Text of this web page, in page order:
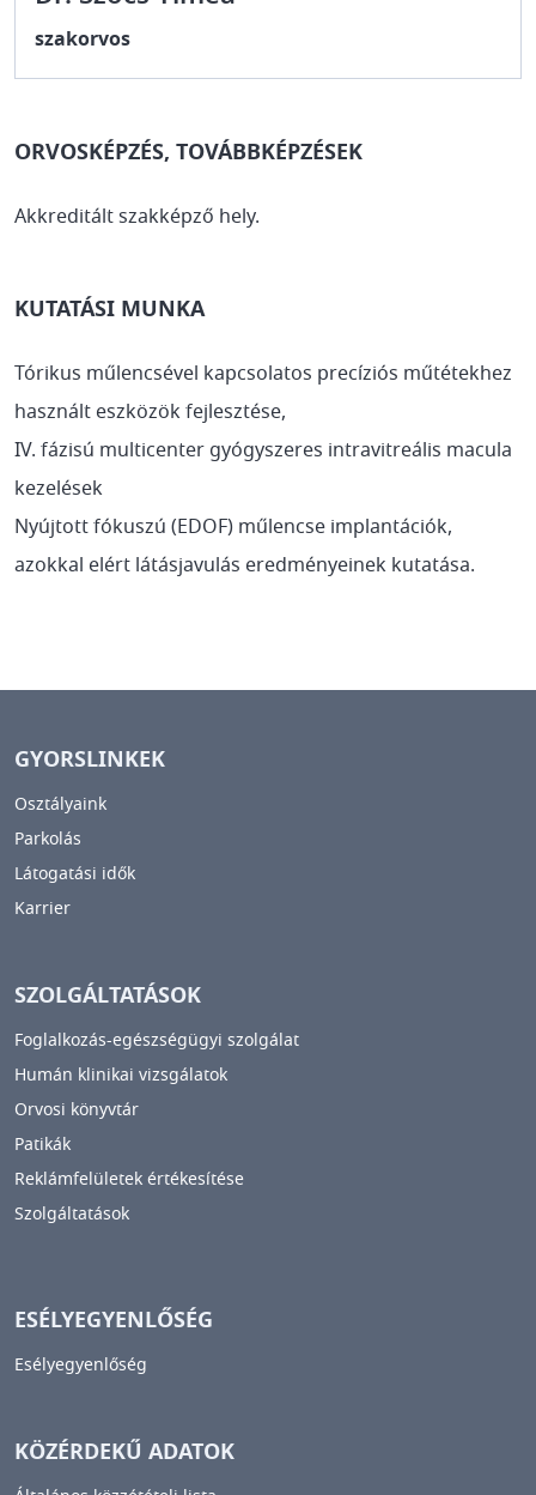
szakorvos
ORVOSKÉPZÉS, TOVÁBBKÉPZÉSEK
Akkreditált szakképző hely.
KUTATÁSI MUNKA
Tórikus műlencsével kapcsolatos precíziós műtétekhez
használt eszközök fejlesztése,
IV. fázisú multicenter gyógyszeres intravitreális macula
kezelések
Nyújtott fókuszú (EDOF) műlencse implantációk,
azokkal elért látásjavulás eredményeinek kutatása.
GYORSLINKEK
Osztályaink
Parkolás
Látogatási idők
Karrier
SZOLGÁLTATÁSOK
Foglalkozás-egészségügyi szolgálat
Humán klinikai vizsgálatok
Orvosi könyvtár
Patikák
Reklámfelületek értékesítése
Szolgáltatások
ESÉLYEGYENLŐSÉG
Esélyegyenlőség
KÖZÉRDEKŰ ADATOK